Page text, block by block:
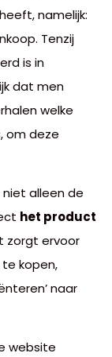
namelijk:
Tenzij
is in
dat men
welke
om deze
alleen de
het product
zorgt ervoor
kopen,
naar
website